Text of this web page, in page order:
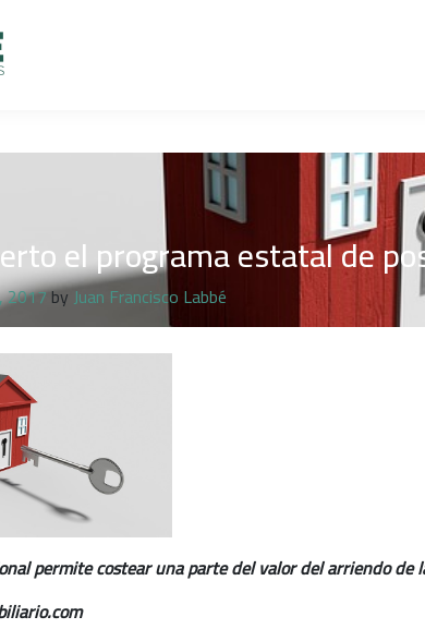
el programa estatal de
2017byJuan Francisco Labbé
permite costear una parte del valor del arriendo